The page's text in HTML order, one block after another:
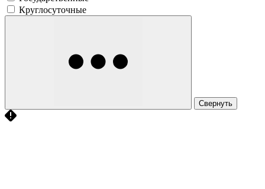
Круглосуточные
Свернуть